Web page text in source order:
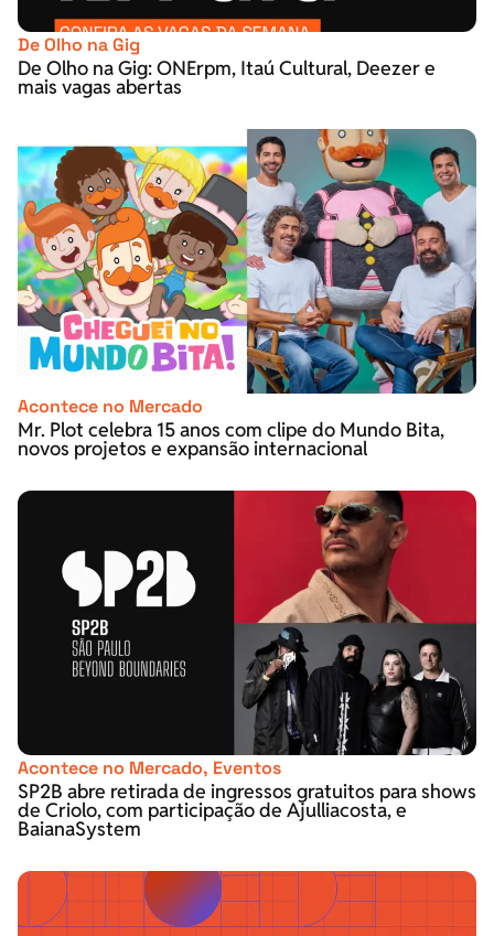
De Olho na Gig
De Olho na Gig: ONErpm, Itaú Cultural, Deezer e
mais vagas abertas
Acontece no Mercado
Mr. Plot celebra 15 anos com clipe do Mundo Bita,
novos projetos e expansão internacional
Acontece no Mercado, Eventos
SP2B abre retirada de ingressos gratuitos para shows
de Criolo, com participação de Ajulliacosta, e
BaianaSystem